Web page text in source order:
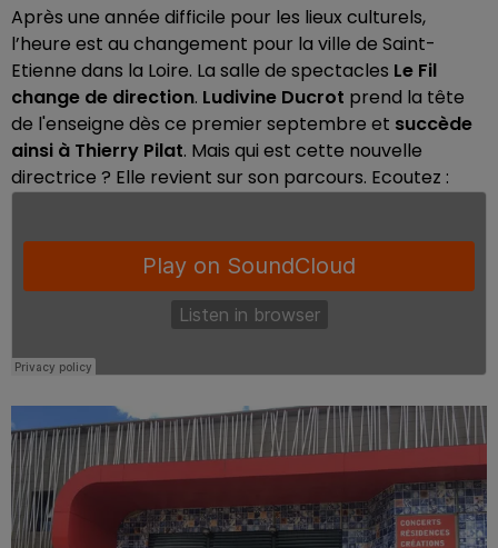
Après une année difficile pour les lieux culturels,
l’heure est au changement pour la ville de Saint-
Etienne dans la Loire. La salle de spectacles Le Fil
change de direction. Ludivine Ducrot prend la tête
de l'enseigne dès ce premier septembre et succède
ainsi à Thierry Pilat. Mais qui est cette nouvelle
directrice ? Elle revient sur son parcours. Ecoutez :